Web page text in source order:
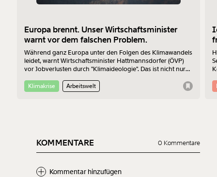
Europa brennt. Unser Wirtschaftsminister
warnt vor dem falschen Problem.
Während ganz Europa unter den Folgen des Klimawandels
leidet, warnt Wirtschaftsminister Hattmannsdorfer (ÖVP)
vor Jobverlusten durch "Klimaideologie". Das ist nicht nur
falsch.
Klimakrise Arbeitswelt
KOMMENTARE 0 Kommentare
Kommentar hinzufügen